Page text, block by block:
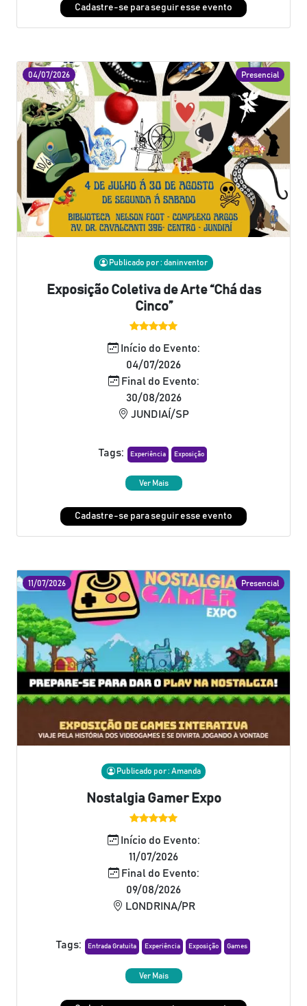
Cadastre-se para seguir esse evento
Presencial
04/07/2026
Publicado por : daninventor
Exposição Coletiva de Arte “Chá das
Cinco”
Início do Evento:
04/07/2026
Final do Evento:
30/08/2026
JUNDIAÍ/SP
Tags: Experiência Exposição
Ver Mais
Cadastre-se para seguir esse evento
Presencial
11/07/2026
Publicado por : Amanda
Nostalgia Gamer Expo
Início do Evento:
11/07/2026
Final do Evento:
09/08/2026
LONDRINA/PR
Tags: Entrada Gratuita Experiência Exposição Games
Ver Mais